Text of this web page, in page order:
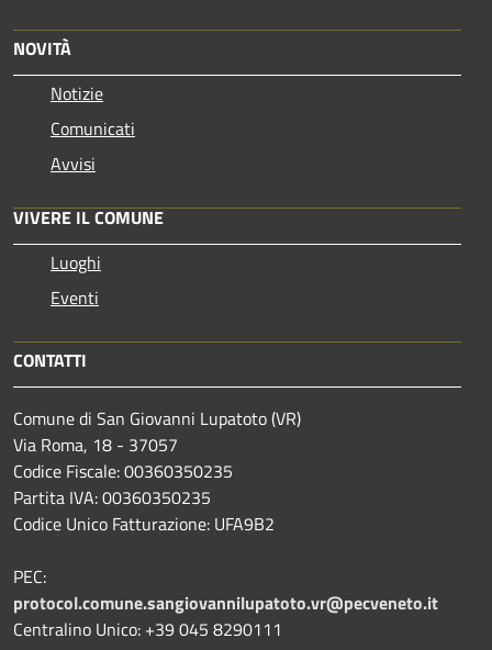
NOVITÀ
Notizie
Comunicati
Avvisi
VIVERE IL COMUNE
Luoghi
Eventi
CONTATTI
Comune di San Giovanni Lupatoto (VR)
Via Roma, 18 - 37057
Codice Fiscale: 00360350235
Partita IVA: 00360350235
Codice Unico Fatturazione: UFA9B2
PEC:
protocol.comune.sangiovannilupatoto.vr@pecveneto.it
Centralino Unico: +39 045 8290111